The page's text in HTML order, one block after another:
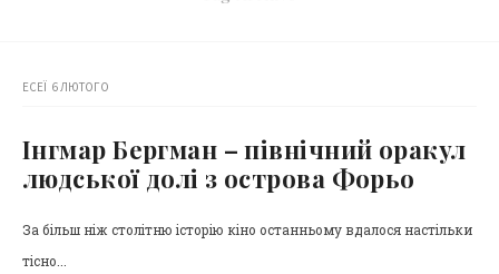
ЕСЕЇ 6 ЛЮТОГО
Інгмар Бергман – північний оракул
людської долі з острова Форьо
За більш ніж столітню історію кіно останньому вдалося настільки
тісно...